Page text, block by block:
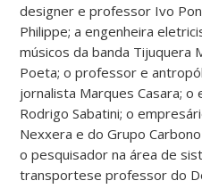
designer e professor Ivo
Philippe; a engenheira
músicos da banda Tijuquera
Poeta; o professor e
jornalista Marques Casara; o
Rodrigo Sabatini; o
Nexxera e do Grupo
o pesquisador na área de
transportese professor do